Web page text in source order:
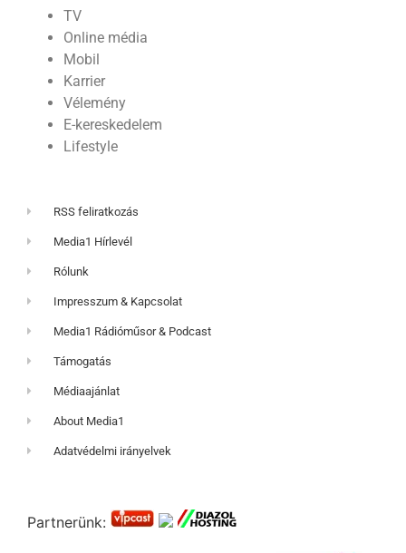
TV
Online média
Mobil
Karrier
Vélemény
E-kereskedelem
Lifestyle
RSS feliratkozás
Media1 Hírlevél
Rólunk
Impresszum & Kapcsolat
Media1 Rádióműsor & Podcast
Támogatás
Médiaajánlat
About Media1
Adatvédelmi irányelvek
Partnerünk: